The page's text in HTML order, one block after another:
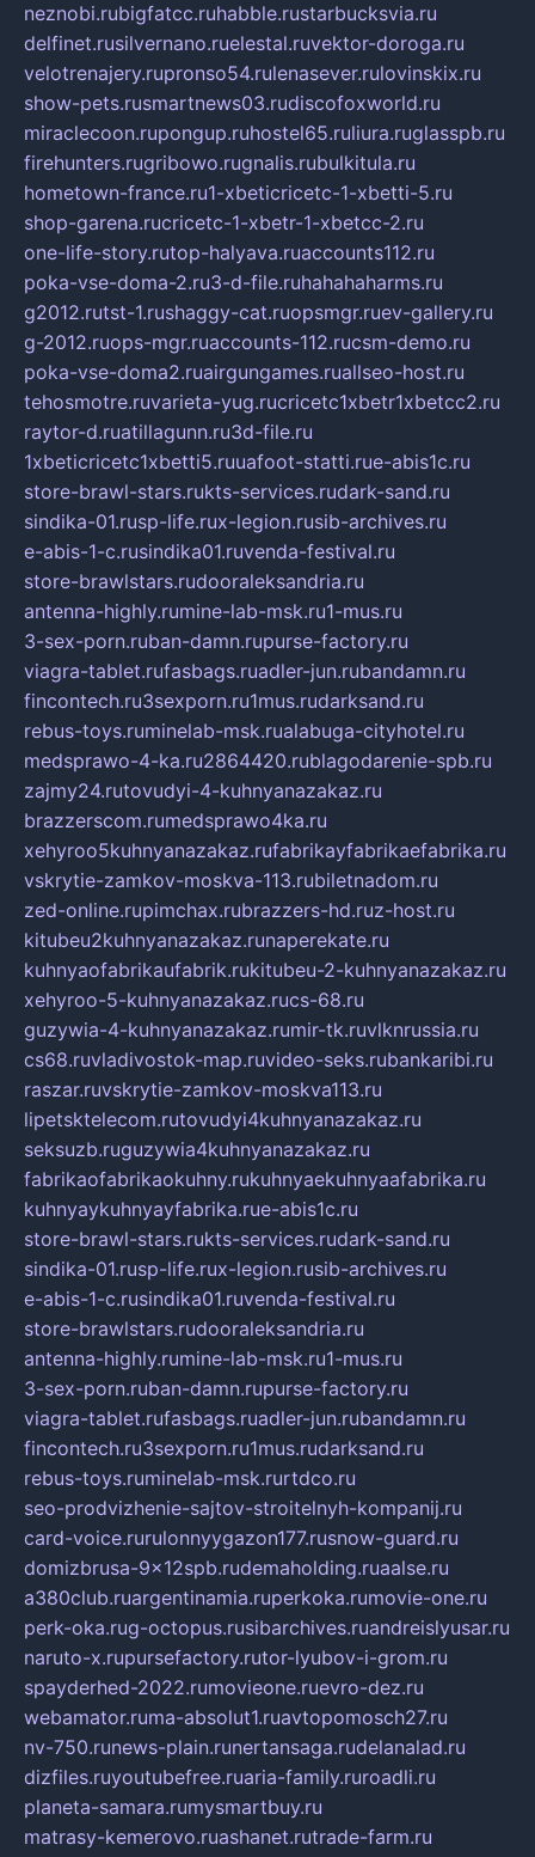
neznobi.rubigfatcc.ruhabble.rustarbucksvia.ru
delfinet.rusilvernano.ruelestal.ruvektor-doroga.ru
velotrenajery.rupronso54.rulenasever.rulovinskix.ru
show-pets.rusmartnews03.rudiscofoxworld.ru
miraclecoon.rupongup.ruhostel65.ruliura.ruglasspb.ru
firehunters.rugribowo.rugnalis.rubulkitula.ru
hometown-france.ru1-xbeticricetc-1-xbetti-5.ru
shop-garena.rucricetc-1-xbetr-1-xbetcc-2.ru
one-life-story.rutop-halyava.ruaccounts112.ru
poka-vse-doma-2.ru3-d-file.ruhahahaharms.ru
g2012.rutst-1.rushaggy-cat.ruopsmgr.ruev-gallery.ru
g-2012.ruops-mgr.ruaccounts-112.rucsm-demo.ru
poka-vse-doma2.ruairgungames.ruallseo-host.ru
tehosmotre.ruvarieta-yug.rucricetc1xbetr1xbetcc2.ru
raytor-d.ruatillagunn.ru3d-file.ru
1xbeticricetc1xbetti5.ruuafoot-statti.rue-abis1c.ru
store-brawl-stars.rukts-services.rudark-sand.ru
sindika-01.rusp-life.rux-legion.rusib-archives.ru
e-abis-1-c.rusindika01.ruvenda-festival.ru
store-brawlstars.rudooraleksandria.ru
antenna-highly.rumine-lab-msk.ru1-mus.ru
3-sex-porn.ruban-damn.rupurse-factory.ru
viagra-tablet.rufasbags.ruadler-jun.rubandamn.ru
fincontech.ru3sexporn.ru1mus.rudarksand.ru
rebus-toys.ruminelab-msk.rualabuga-cityhotel.ru
medsprawo-4-ka.ru2864420.rublagodarenie-spb.ru
zajmy24.rutovudyi-4-kuhnyanazakaz.ru
brazzerscom.rumedsprawo4ka.ru
xehyroo5kuhnyanazakaz.rufabrikayfabrikaefabrika.ru
vskrytie-zamkov-moskva-113.rubiletnadom.ru
zed-online.rupimchax.rubrazzers-hd.ruz-host.ru
kitubeu2kuhnyanazakaz.runaperekate.ru
kuhnyaofabrikaufabrik.rukitubeu-2-kuhnyanazakaz.ru
xehyroo-5-kuhnyanazakaz.rucs-68.ru
guzywia-4-kuhnyanazakaz.rumir-tk.ruvlknrussia.ru
cs68.ruvladivostok-map.ruvideo-seks.rubankaribi.ru
raszar.ruvskrytie-zamkov-moskva113.ru
lipetsktelecom.rutovudyi4kuhnyanazakaz.ru
seksuzb.ruguzywia4kuhnyanazakaz.ru
fabrikaofabrikaokuhny.rukuhnyaekuhnyaafabrika.ru
kuhnyaykuhnyayfabrika.rue-abis1c.ru
store-brawl-stars.rukts-services.rudark-sand.ru
sindika-01.rusp-life.rux-legion.rusib-archives.ru
e-abis-1-c.rusindika01.ruvenda-festival.ru
store-brawlstars.rudooraleksandria.ru
antenna-highly.rumine-lab-msk.ru1-mus.ru
3-sex-porn.ruban-damn.rupurse-factory.ru
viagra-tablet.rufasbags.ruadler-jun.rubandamn.ru
fincontech.ru3sexporn.ru1mus.rudarksand.ru
rebus-toys.ruminelab-msk.rurtdco.ru
seo-prodvizhenie-sajtov-stroitelnyh-kompanij.ru
card-voice.rurulonnyygazon177.rusnow-guard.ru
domizbrusa-9x12spb.rudemaholding.ruaalse.ru
a380club.ruargentinamia.ruperkoka.rumovie-one.ru
perk-oka.rug-octopus.rusibarchives.ruandreislyusar.ru
naruto-x.rupursefactory.rutor-lyubov-i-grom.ru
spayderhed-2022.rumovieone.ruevro-dez.ru
webamator.ruma-absolut1.ruavtopomosch27.ru
nv-750.runews-plain.runertansaga.rudelanalad.ru
dizfiles.ruyoutubefree.ruaria-family.ruroadli.ru
planeta-samara.rumysmartbuy.ru
matrasy-kemerovo.ruashanet.rutrade-farm.ru